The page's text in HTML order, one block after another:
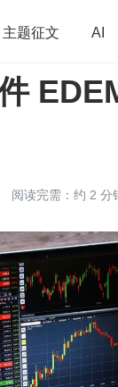
主题征文 AI
算法 学习
阅读完需：约 2 分